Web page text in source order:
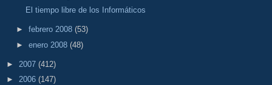
El tiempo libre de los Informáticos
► febrero 2008 (53)
► enero 2008 (48)
► 2007 (412)
► 2006 (147)